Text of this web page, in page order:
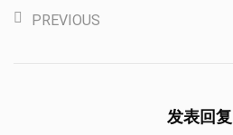
PREVIOUS
发表回复